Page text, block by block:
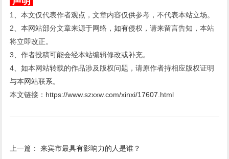
1、本文仅代表作者观点，文章内容仅供参考，不代表本站立场。
2、本网站部分文章来源于网络，如有侵权，请来留言告知，本站
将立即改正。
3、作者投稿可能会经本站编辑修改或补充。
4、如本网站转载的作品涉及版权问题，请原作者持相应版权证明
与本网站联系。
本文链接： https://www.szxxw.com/xinxi/17607.html
上一篇：来宾市最具有影响力的人是谁？